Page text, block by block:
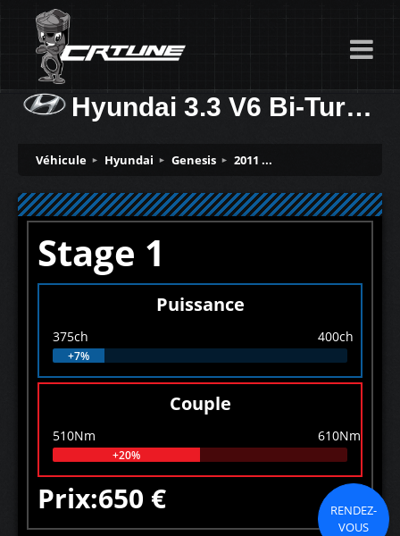
Hyundai 3.3 V6 Bi-Turbo 375ch
Véhicule Hyundai Genesis 2011 ...
Stage 1
Puissance
375ch 400ch
+7%
Couple
510Nm 610Nm
+20%
Prix:650 €
RENDEZ-
VOUS